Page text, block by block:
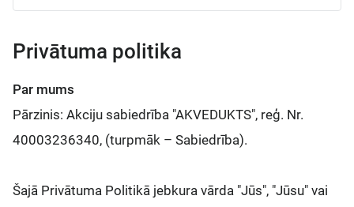
Privātuma politika
Par mums
Pārzinis: Akciju sabiedrība "AKVEDUKTS", reģ. Nr.
40003236340, (turpmāk – Sabiedrība).
Šajā Privātuma Politikā jebkura vārda "Jūs", "Jūsu" vai